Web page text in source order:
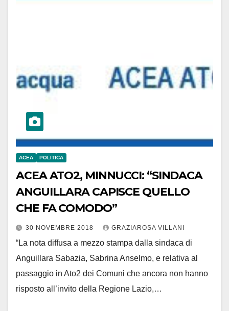
ACEA POLITICA
ACEA ATO2, MINNUCCI: “SINDACA
ANGUILLARA CAPISCE QUELLO
CHE FA COMODO”
30 NOVEMBRE 2018 GRAZIAROSA VILLANI
“La nota diffusa a mezzo stampa dalla sindaca di
Anguillara Sabazia, Sabrina Anselmo, e relativa al
passaggio in Ato2 dei Comuni che ancora non hanno
risposto all’invito della Regione Lazio,…